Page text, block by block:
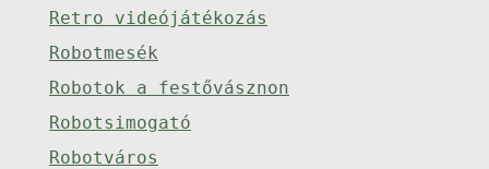
Retro videójátékozás
Robotmesék
Robotok a festővásznon
Robotsimogató
Robotváros